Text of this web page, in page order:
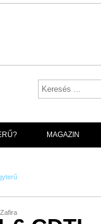
MAGAZIN
Zafira